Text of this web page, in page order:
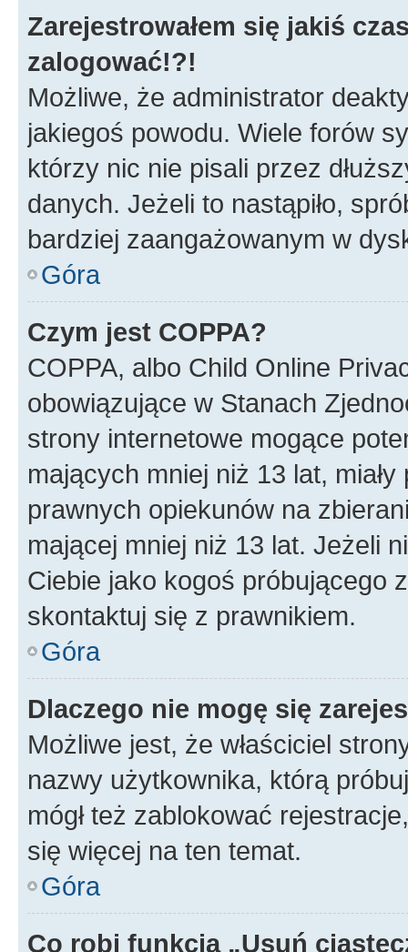
Zarejestrowałem się jakiś
zalogować!?!
Możliwe, że administrator
jakiegoś powodu. Wiele forów
którzy nic nie pisali przez
danych. Jeżeli to nastąpiło,
bardziej zaangażowanym w
Góra
Czym jest COPPA?
COPPA, albo Child Online
obowiązujące w Stanach
strony internetowe mogące
mających mniej niż 13 lat,
prawnych opiekunów na
mającej mniej niż 13 lat. Jeżeli
Ciebie jako kogoś próbującego
skontaktuj się z prawnikiem.
Góra
Dlaczego nie mogę się
Możliwe jest, że właściciel
nazwy użytkownika, którą
mógł też zablokować
się więcej na ten temat.
Góra
Co robi funkcja „Usuń